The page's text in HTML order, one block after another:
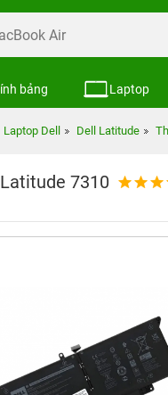
bảng Laptop
Laptop Dell Dell Latitude
7310